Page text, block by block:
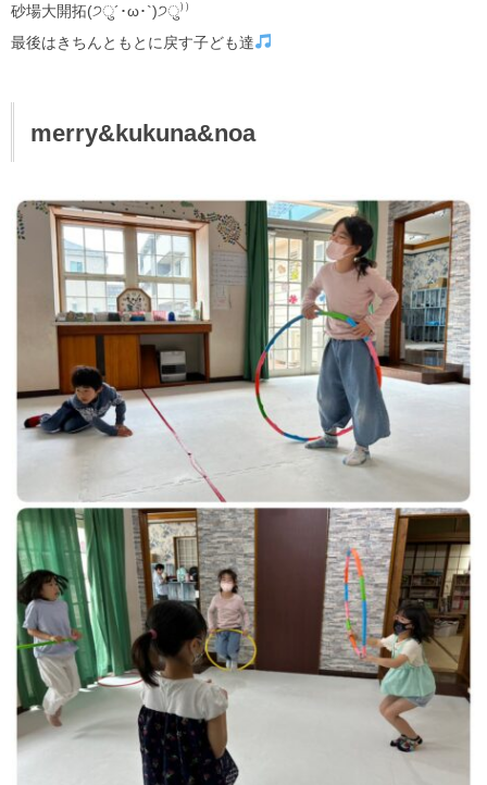
砂場大開拓(੭ु´･ω･`)੭ु⁾⁾
最後はきちんともとに戻す子ども達
merry&kukuna&noa